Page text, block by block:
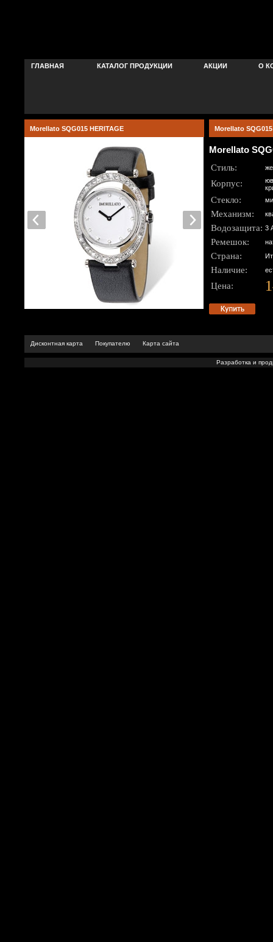
ГЛАВНАЯ КАТАЛОГ ПРОДУКЦИИ АКЦИИ О
Morellato SQG015 HERITAGE Morellato
Morellato
Стиль:
Корпус:
Стекло:
Механизм:
Водозащита: 3
Ремешок:
Страна:
Наличие:
Цена:
Дисконтная карта Покупателю Карта сайта
Разработка и